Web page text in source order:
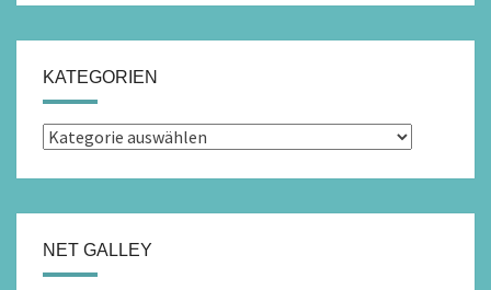
KATEGORIEN
Kategorien
NET GALLEY